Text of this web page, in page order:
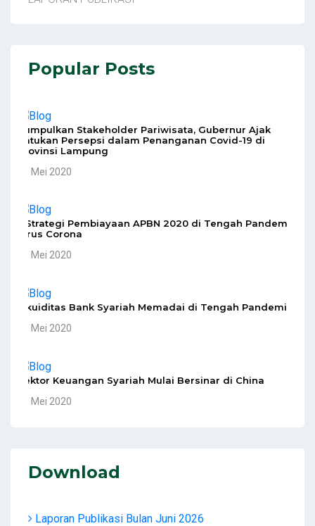
Popular Posts
Kumpulkan Stakeholder Pariwisata, Gubernur Ajak
Satukan Persepsi dalam Penanganan Covid-19 di
Provinsi Lampung
10 Mei 2020
5 Strategi Pembiayaan APBN 2020 di Tengah Pandemi
Virus Corona
10 Mei 2020
Likuiditas Bank Syariah Memadai di Tengah Pandemi
10 Mei 2020
Sektor Keuangan Syariah Mulai Bersinar di China
10 Mei 2020
Download
Laporan Publikasi Bulan Juni 2026